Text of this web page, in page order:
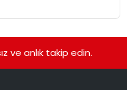
ve anlık takip edin.